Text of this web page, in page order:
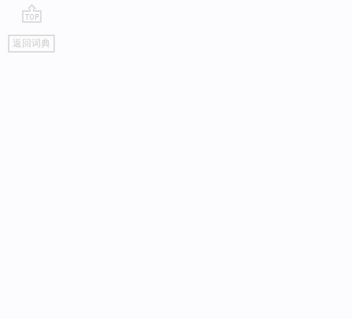
go
top
返回词典